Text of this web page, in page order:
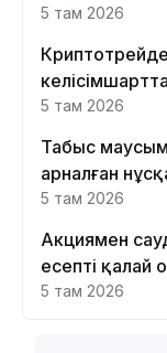
5 там 2026
5 там 2026
Табыс
арналған
5 там 2026
Акциямен
есепті қалай
5 там 2026